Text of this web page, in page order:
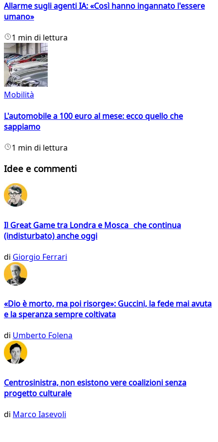
Allarme sugli agenti IA: «Così hanno ingannato l'essere
umano»
1 min di lettura
Mobilità
L'automobile a 100 euro al mese: ecco quello che
sappiamo
1 min di lettura
Idee e commenti
Il Great Game tra Londra e Mosca che continua
(indisturbato) anche oggi
di Giorgio Ferrari
«Dio è morto, ma poi risorge»: Guccini, la fede mai avuta
e la speranza sempre coltivata
di Umberto Folena
Centrosinistra, non esistono vere coalizioni senza
progetto culturale
di Marco Iasevoli